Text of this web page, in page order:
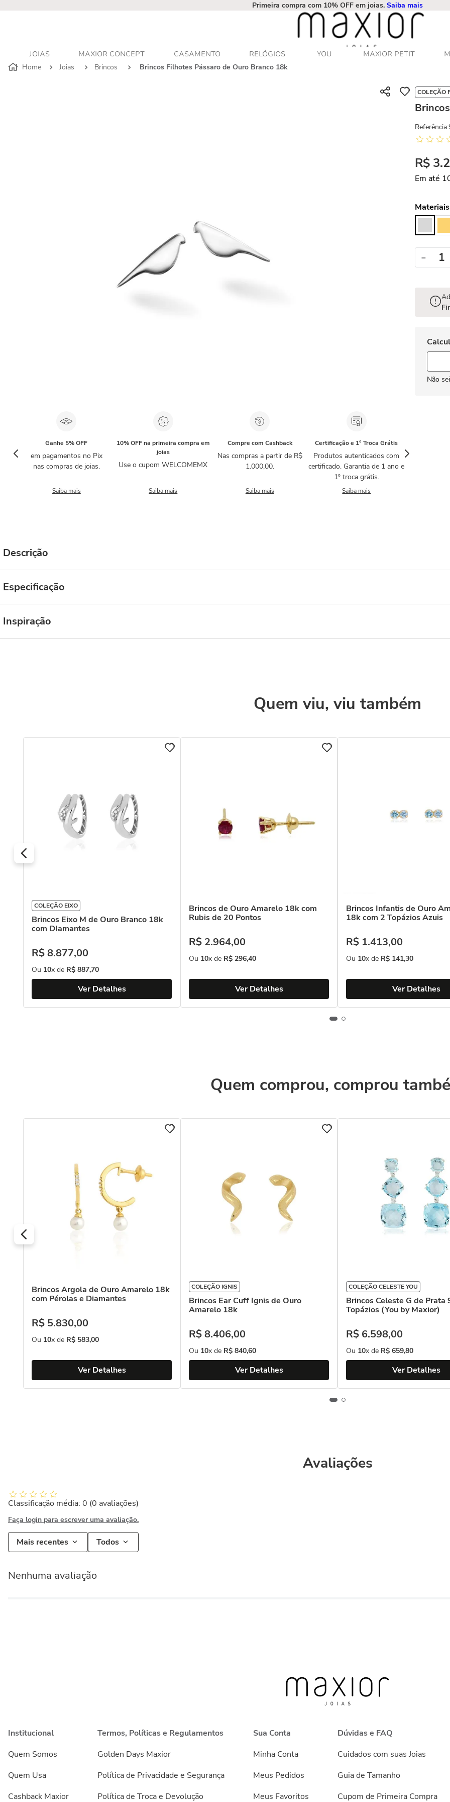
Primeira compra com 10% OFF em joias. Saiba mais
JOIAS MAXIOR CONCEPT CASAMENTO RELÓGIOS YOU MAXIOR PETIT
Joias
Brincos Brincos Filhotes Pássaro de Ouro Branco 18k
Ganhe 5% OFF
em pagamentos no Pix
nas compras de joias.
Saiba mais
10% OFF na primeira compra em
joias
Use o cupom WELCOMEMX
Saiba mais
Compre com Cashback
Nas compras a partir de R$
1.000,00.
Saiba mais
Certificação e 1° Troca Grátis
Produtos autenticados com
certificado. Garantia de 1 ano e
1º troca grátis.
Saiba mais
COLEÇÃO
Referência:
R$ 3.
Em até
－
Não
Descrição
Especificação
Inspiração
Quem viu, viu também
COLEÇÃO EIXO
Brincos Eixo M de Ouro Branco 18k
com DIamantes
R$8.877,00
Ou 10x de R$ 887,70
Ver Detalhes
Brincos de Ouro Amarelo 18k com
Rubis de 20 Pontos
R$ 2.964,00
Ou 10x de R$ 296,40
Ver Detalhes
Brincos Infantis de Ouro
18k com 2 Topázios Azuis
R$ 1.413,00
Ou 10x de R$ 141,30
Ver Detalhes
Quem comprou, comprou
Brincos Argola de Ouro Amarelo 18k
com Pérolas e Diamantes
R$ 5.830,00
Ou 10x de R$ 583,00
Ver Detalhes
COLEÇÃO IGNIS
Brincos Ear Cuff Ignis de Ouro
Amarelo 18k
R$8.406,00
Ou 10x de R$ 840,60
Ver Detalhes
COLEÇÃO CELESTE YOU
Brincos Celeste G de Prata
Topázios (You by Maxior)
R$ 6.598,00
Ou 10x de R$ 659,80
Ver Detalhes
Avaliações
Classificação média: 0 (0 avaliações)
Faça login para escrever uma avaliação.
Mais recentes Todos
Nenhuma avaliação
Institucional
Quem Somos
Quem Usa
Cashback Maxior
Termos, Políticas e Regulamentos
Golden Days Maxior
Política de Privacidade e Segurança
Política de Troca e Devolução
Sua Conta
Minha Conta
Meus Pedidos
Meus Favoritos
Dúvidas e FAQ
Cuidados com suas Joias
Guia de Tamanho
Cupom de Primeira Compra